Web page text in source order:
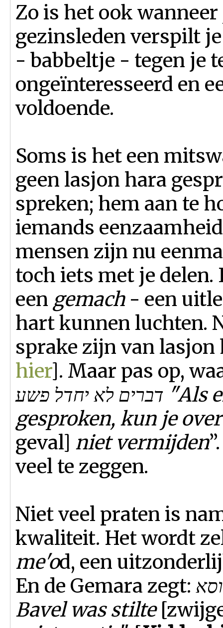
Zo is het ook
gezinsleden verspilt
- babbeltje - tegen je
ongeïnteresseerd en
voldoende.
Soms is het een
geen lasjon hara
spreken; hem aan te
iemands
mensen zijn nu
toch iets met je
een gemach- een
hart kunnen luchten.
sprake zijn van
hier]. Maar pas op,
דברים לא יחדל פשע "Als er veel woorden worden
gesproken, kun je
geval] niet vermijden
veel te zeggen.
Niet veel praten is
kwaliteit. Het wordt
me'od, een
En de Gemara zegt:
Bavel was stilte